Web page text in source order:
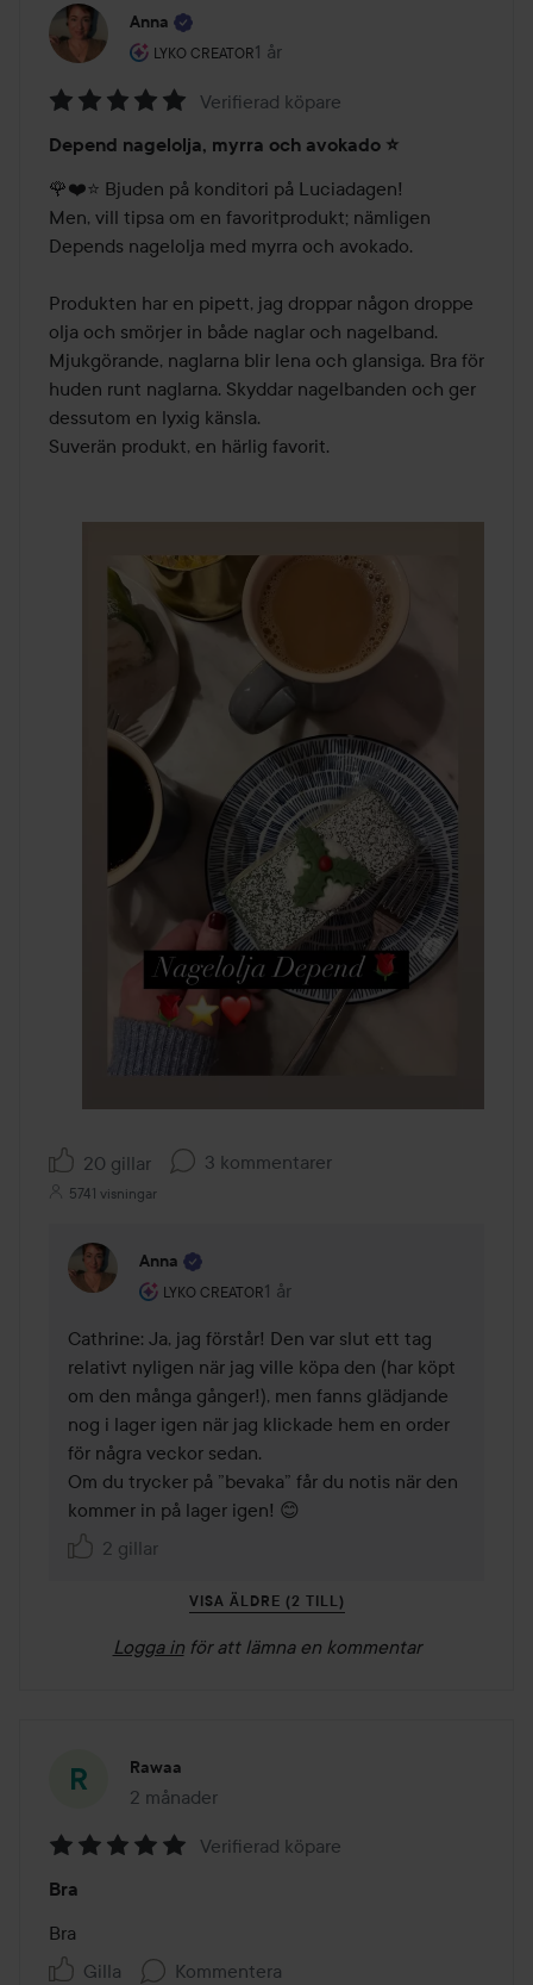
Anna
LYKO CREATOR
Användarens roll: Lyko Creator.
1 år
Inlägget skapades 1 år
5
av
5
Verifierad köpare
Depend nagelolja, myrra och avokado ⭐️
🌹❤️⭐️ Bjuden på konditori på Luciadagen!
Men, vill tipsa om en favoritprodukt; nämligen
Depends nagelolja med myrra och avokado.
Produkten har en pipett, jag droppar någon droppe
olja och smörjer in både naglar och nagelband.
Mjukgörande, naglarna blir lena och glansiga. Bra för
huden runt naglarna. Skyddar nagelbanden och ger
dessutom en lyxig känsla.
Suverän produkt, en härlig favorit.
20 gillar 3 kommentarer
5741 visningar
Anna
LYKO CREATOR
Användarens roll: Lyko Creator.
1 år
Kommentaren lades 1 år
Cathrine: Ja, jag förstår! Den var slut ett tag
relativt nyligen när jag ville köpa den (har köpt
om den många gånger!), men fanns glädjande
nog i lager igen när jag klickade hem en order
för några veckor sedan.
Om du trycker på ”bevaka” får du notis när den
kommer in på lager igen! 😊
2 gillar
VISA ÄLDRE (2 TILL)
Logga in för att lämna en kommentar
Rawaa
2 månader
Inlägget skapades 2 månader
5
av
5
Verifierad köpare
Bra
Bra
Gilla
Kommentera